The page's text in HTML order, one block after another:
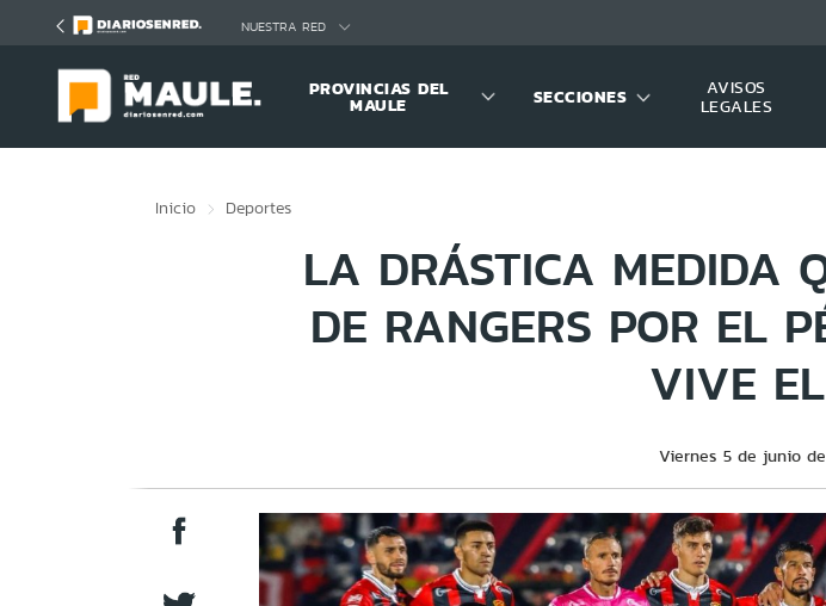
NUESTRA RED
PROVINCIAS DEL
MAULE SECCIONES
AVISOS
LEGALES
Inicio Deportes
LA DRÁSTICA MEDIDA
DE RANGERS POR EL
VIVE
Viernes 5 de junio